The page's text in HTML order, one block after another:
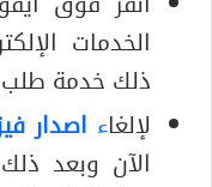
الخدمات
ذلك خدمة طلب
لإلغاء اصدار
الآن وبعد